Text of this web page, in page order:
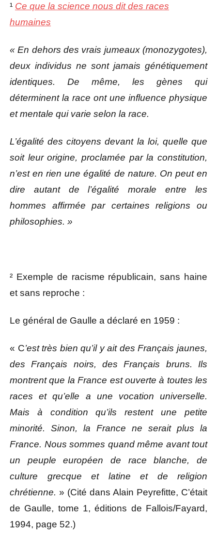
¹ Ce que la science nous dit des races
humaines
« En dehors des vrais jumeaux (monozygotes),
deux individus ne sont jamais génétiquement
identiques. De même, les gènes qui
déterminent la race ont une influence physique
et mentale qui varie selon la race.
L’égalité des citoyens devant la loi, quelle que
soit leur origine, proclamée par la constitution,
n’est en rien une égalité de nature. On peut en
dire autant de l’égalité morale entre les
hommes affirmée par certaines religions ou
philosophies. »
² Exemple de racisme républicain, sans haine
et sans reproche :
Le général de Gaulle a déclaré en 1959 :
« C’est très bien qu’il y ait des Français jaunes,
des Français noirs, des Français bruns. Ils
montrent que la France est ouverte à toutes les
races et qu’elle a une vocation universelle.
Mais à condition qu’ils restent une petite
minorité. Sinon, la France ne serait plus la
France. Nous sommes quand même avant tout
un peuple européen de race blanche, de
culture grecque et latine et de religion
chrétienne. » (Cité dans Alain Peyrefitte, C’était
de Gaulle, tome 1, éditions de Fallois/Fayard,
1994, page 52.)